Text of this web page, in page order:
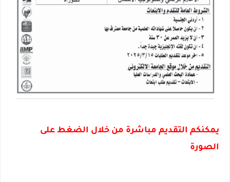
يمكنكم التقديم مباشرة من خلال الضغط على
الصورة